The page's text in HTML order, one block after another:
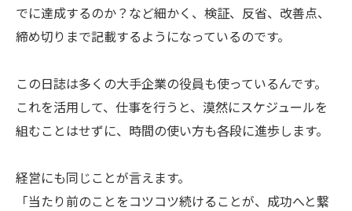
でに達成するのか？など細かく、検証、反省、改善点、
締め切りまで記載するようになっているのです。
この日誌は多くの大手企業の役員も使っているんです。
これを活用して、仕事を行うと、漠然にスケジュールを
組むことはせずに、時間の使い方も各段に進歩します。
経営にも同じことが言えます。
「当たり前のことをコツコツ続けることが、成功へと繋